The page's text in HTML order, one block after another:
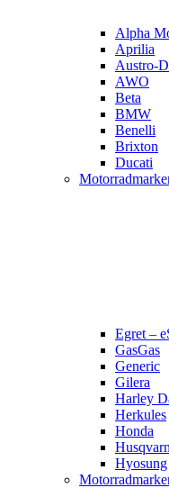
Alpha
Aprilia
Austro-
AWO
Beta
BMW
Benelli
Brixton
Ducati
Egret –
GasGas
Generic
Gilera
Harley
Herkules
Honda
Hyosung